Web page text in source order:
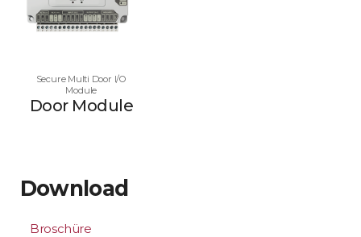
Secure Multi Door I/O
Module
Door Module
Download
Broschüre